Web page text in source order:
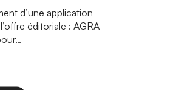
d’une application
éditoriale : AGRA